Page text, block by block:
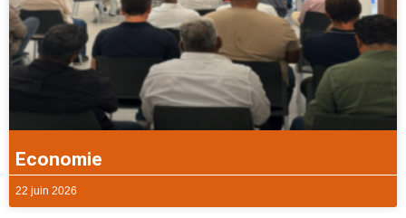
Economie
22 juin 2026